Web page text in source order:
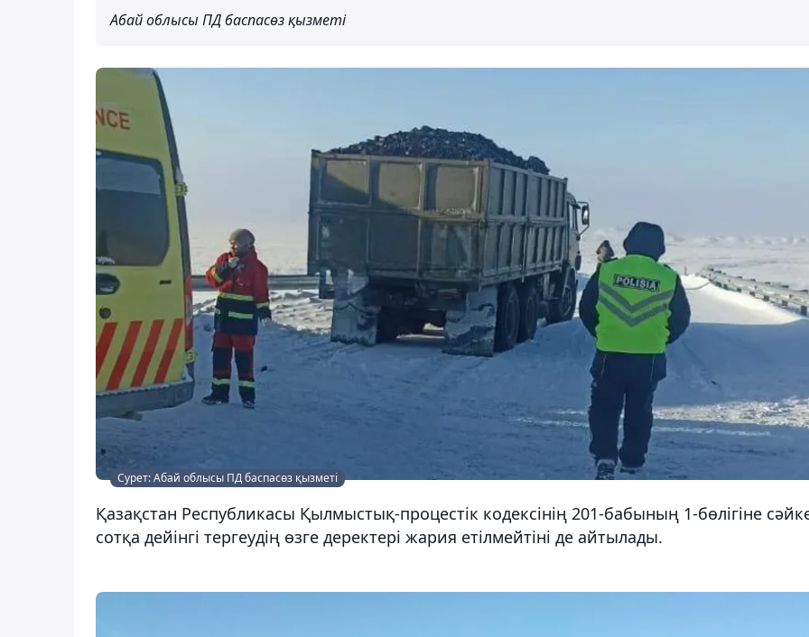
Абай облысы ПД баспасөз қызметі
Сурет: Абай облысы ПД баспасөз қызметі
Қазақстан Республикасы Қылмыстық-процестік кодексінің 201-бабының 1-бөлігіне
сотқа дейінгі тергеудің өзге деректері жария етілмейтіні де айтылады.